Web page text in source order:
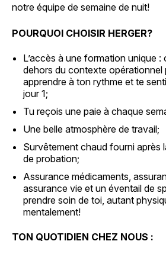
notre équipe de semaine de nuit!
POURQUOI CHOISIR HERGER?
L’accès à une formation unique
dehors du contexte opérationnel
apprendre à ton rythme et te
jour 1;
Tu reçois une paie à chaque
Une belle atmosphère de travail;
Survêtement chaud fourni après
de probation;
Assurance médicaments,
assurance vie et un éventail de
prendre soin de toi, autant
mentalement!
TON QUOTIDIEN CHEZ NOUS :